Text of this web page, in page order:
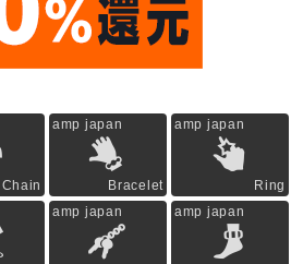
Chain
amp japan
Bracelet
amp japan
Ring
amp japan amp japan